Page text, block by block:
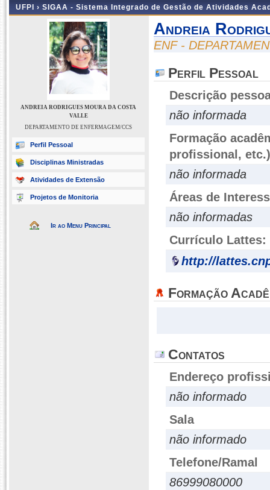
UFPI › SIGAA - Sistema Integrado de Gestão de Atividades
ANDREIA RODRIGUES MOURA DA COSTA
VALLE
DEPARTAMENTO DE ENFERMAGEM/CCS
Perfil Pessoal
Disciplinas Ministradas
Atividades de Extensão
Projetos de Monitoria
Ir ao Menu Principal
Andreia
ENF -
Perfil Pessoal
Descrição
não informada
Formação
profissional, etc.)
não informada
Áreas de
não informadas
Currículo Lattes:
http://
Formação
Contatos
Endereço
não informado
Sala
não informado
Telefone/Ramal
86999080000